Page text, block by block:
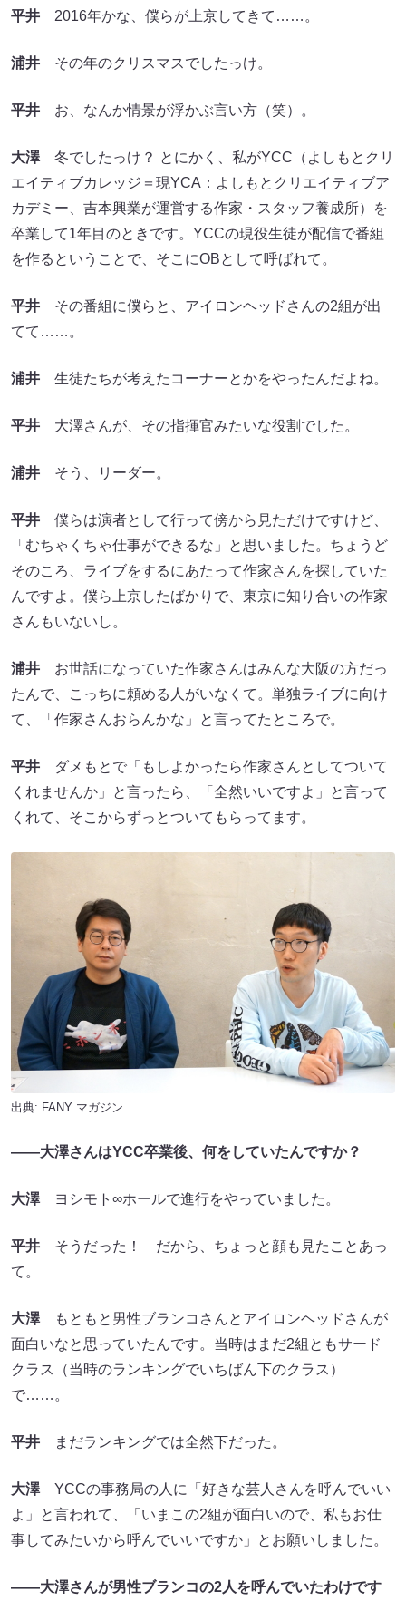
平井 2016年かな、僕らが上京してきて……。
浦井 その年のクリスマスでしたっけ。
平井 お、なんか情景が浮かぶ言い方（笑）。
大澤冬でしたっけ？ とにかく、私がYCC（よしもとクリ
エイティブカレッジ＝現YCA：よしもとクリエイティブア
カデミー、吉本興業が運営する作家・スタッフ養成所）を
卒業して1年目のときです。YCCの現役生徒が配信で番組
を作るということで、そこにOBとして呼ばれて。
平井 その番組に僕らと、アイロンヘッドさんの2組が出
てて……。
浦井 生徒たちが考えたコーナーとかをやったんだよね。
平井 大澤さんが、その指揮官みたいな役割でした。
浦井 そう、リーダー。
平井 僕らは演者として行って傍から見ただけですけど、
「むちゃくちゃ仕事ができるな」と思いました。ちょうど
そのころ、ライブをするにあたって作家さんを探していた
んですよ。僕ら上京したばかりで、東京に知り合いの作家
さんもいないし。
浦井 お世話になっていた作家さんはみんな大阪の方だっ
たんで、こっちに頼める人がいなくて。単独ライブに向け
て、「作家さんおらんかな」と言ってたところで。
平井 ダメもとで「もしよかったら作家さんとしてついて
くれませんか」と言ったら、「全然いいですよ」と言って
くれて、そこからずっとついてもらってます。
出典: FANY マガジン
――大澤さんはYCC卒業後、何をしていたんですか？
大澤ヨシモト∞ホールで進行をやっていました。
平井 そうだった！ だから、ちょっと顔も見たことあっ
て。
大澤もともと男性ブランコさんとアイロンヘッドさんが
面白いなと思っていたんです。当時はまだ2組ともサード
クラス（当時のランキングでいちばん下のクラス）
で……。
平井 まだランキングでは全然下だった。
大澤YCCの事務局の人に「好きな芸人さんを呼んでいい
よ」と言われて、「いまこの2組が面白いので、私もお仕
事してみたいから呼んでいいですか」とお願いしました。
――大澤さんが男性ブランコの2人を呼んでいたわけです